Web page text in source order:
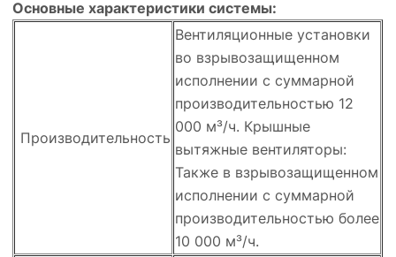
Основные характеристики системы:
Производительность
Вентиляционные установки
во взрывозащищенном
исполнении с суммарной
производительностью 12
000 м³/ч. Крышные
вытяжные вентиляторы:
Также в взрывозащищенном
исполнении с суммарной
производительностью более
10 000 м³/ч.